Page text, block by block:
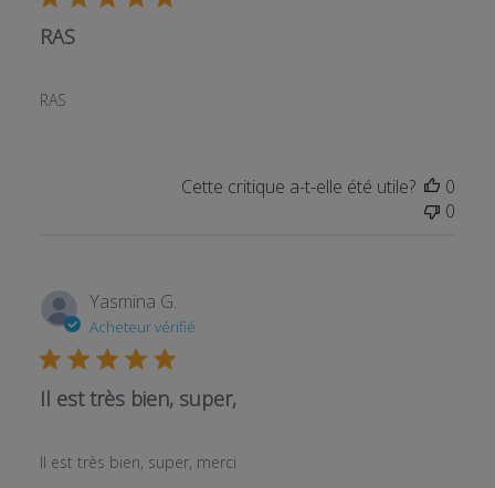
RAS
RAS
Cette critique a-t-elle été utile?
0
0
Yasmina G.
Acheteur vérifié
Il est très bien, super,
Il est très bien, super, merci